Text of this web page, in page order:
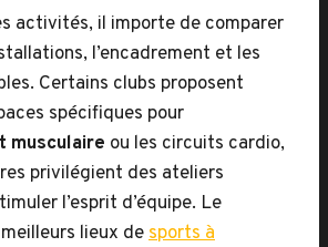
activités, il importe de comparer
l’encadrement et les
Certains clubs proposent
spécifiques pour
musculaire ou les circuits cardio,
privilégient des ateliers
l’esprit d’équipe. Le
lieux desports à